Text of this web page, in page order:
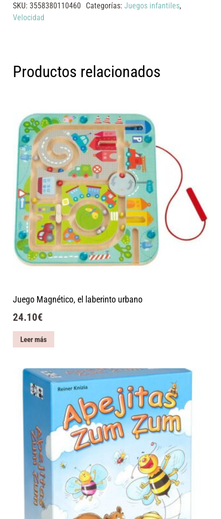
SKU:3558380110460 Categorías: Juegos infantiles,
Velocidad
Productos relacionados
Juego Magnético, el laberinto urbano
24.10€
Leer más